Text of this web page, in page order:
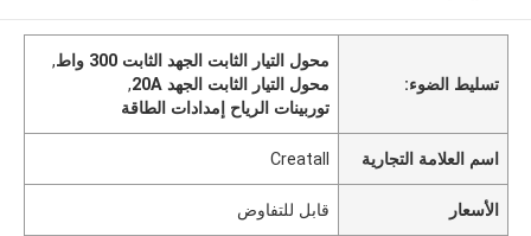
تسليط الضوء:
محول التيار الثابت الجهد الثابت 300 واط
,
محول التيار الثابت الجهد 20A
,
توربينات الرياح إمدادات الطاقة
اسم العلامة التجارية Creatall
الأسعار قابل للتفاوض